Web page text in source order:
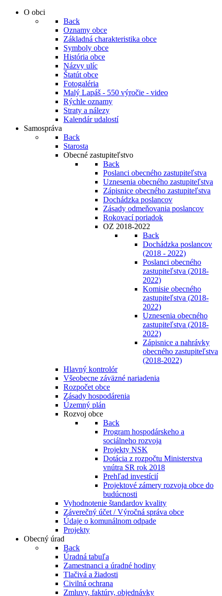
O obci
Back
Oznamy obce
Základná charakteristika obce
Symboly obce
História obce
Názvy ulíc
Štatút obce
Fotogaléria
Malý Lapáš - 550 výročie - video
Rýchle oznamy
Straty a nálezy
Kalendár udalostí
Samospráva
Back
Starosta
Obecné zastupiteľstvo
Back
Poslanci obecného zastupiteľstva
Uznesenia obecného zastupiteľstva
Zápisnice obecného zastupiteľstva
Dochádzka poslancov
Zásady odmeňovania poslancov
Rokovací poriadok
OZ 2018-2022
Back
Dochádzka poslancov
(2018 - 2022)
Poslanci obecného
zastupiteľstva (2018-
2022)
Komisie obecného
zastupiteľstva (2018-
2022)
Uznesenia obecného
zastupiteľstva (2018-
2022)
Zápisnice a nahrávky
obecného zastupiteľstva
(2018-2022)
Hlavný kontrolór
Všeobecne záväzné nariadenia
Rozpočet obce
Zásady hospodárenia
Územný plán
Rozvoj obce
Back
Program hospodárskeho a
sociálneho rozvoja
Projekty NSK
Dotácia z rozpočtu Ministerstva
vnútra SR rok 2018
Prehľad investícií
Projektové zámery rozvoja obce do
budúcnosti
Vyhodnotenie štandardov kvality
Záverečný účet / Výročná správa obce
Údaje o komunálnom odpade
Projekty
Obecný úrad
Back
Úradná tabuľa
Zamestnanci a úradné hodiny
Tlačivá a žiadosti
Civilná ochrana
Zmluvy, faktúry, objednávky